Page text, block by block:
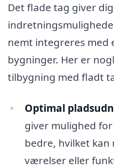
Det flade tag giver
nemt integreres med
bygninger. Her er
tilbygning med fladt
Optimal
giver mulighed
bedre, hvilket
værelser eller